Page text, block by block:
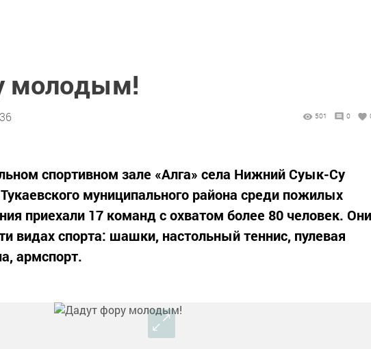
молодым!
501 0
спортивном зале «Алга» села Нижний Суык-Су
муниципального района среди пожилых
приехали 17 команд с охватом более 80 человек. Они
видах спорта: шашки, настольный теннис, пулевая
армспорт.